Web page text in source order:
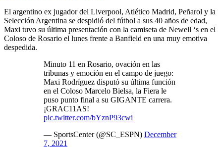
El argentino ex jugador del Liverpool, Atlético Madrid, Peñarol y la
Selección Argentina se despidió del fútbol a sus 40 años de edad,
Maxi tuvo su última presentación con la camiseta de Newell ‘s en el
Coloso de Rosario el lunes frente a Banfield en una muy emotiva
despedida.
Minuto 11 en Rosario, ovación en las
tribunas y emoción en el campo de juego:
Maxi Rodríguez disputó su última función
en el Coloso Marcelo Bielsa, la Fiera le
puso punto final a su GIGANTE carrera.
¡GRAC11AS!
pic.twitter.com/bYznP93cwi
— SportsCenter (@SC_ESPN) December
7, 2021